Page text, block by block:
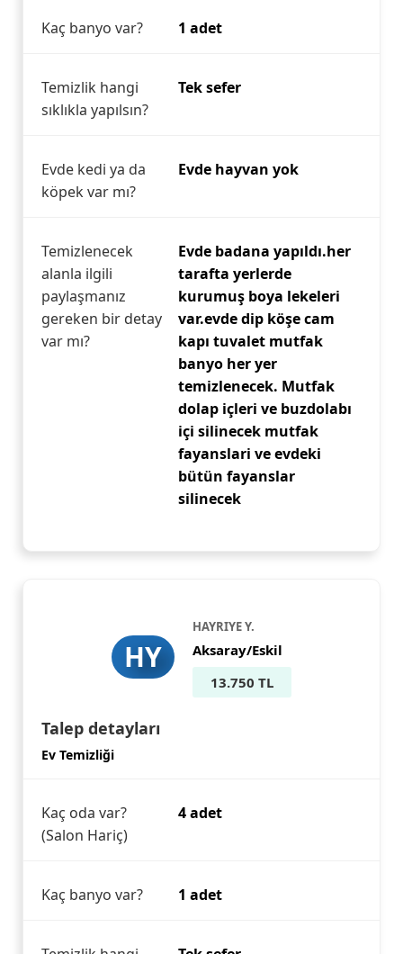
Kaç banyo var? 1 adet
Temizlik hangi
sıklıkla yapılsın?
Tek sefer
Evde kedi ya da
köpek var mı?
Evde hayvan yok
Temizlenecek
alanla ilgili
paylaşmanız
gereken bir detay
var mı?
Evde badana yapıldı.her
tarafta yerlerde
kurumuş boya lekeleri
var.evde dip köşe cam
kapı tuvalet mutfak
banyo her yer
temizlenecek. Mutfak
dolap içleri ve buzdolabı
içi silinecek mutfak
fayanslari ve evdeki
bütün fayanslar
silinecek
HY
HAYRIYE Y.
Aksaray/Eskil
13.750 TL
Talep detayları
Ev Temizliği
Kaç oda var?
(Salon Hariç)
4 adet
Kaç banyo var? 1 adet